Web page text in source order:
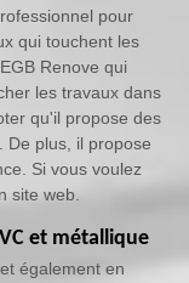
pour
qui touchent les
Renove qui
les travaux dans
qu'il propose des
De plus, il propose
Si vous voulez
site web.
et métallique
également en